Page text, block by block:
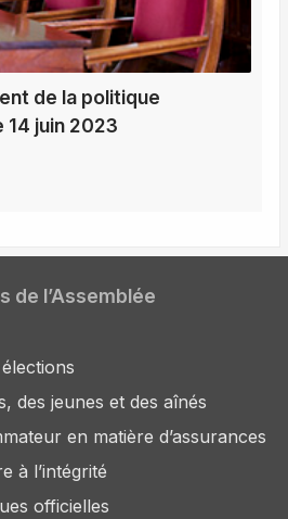
de la politique
14 juin 2023
de l’Assemblée
des jeunes et des aînés
en matière d’assurances
à l’intégrité
officielles